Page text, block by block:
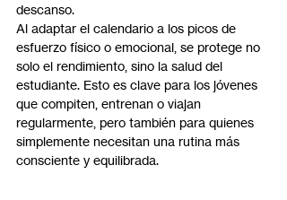
descanso.
Al adaptar el calendario a los picos de
esfuerzo físico o emocional, se protege no
solo el rendimiento, sino la salud del
estudiante. Esto es clave para los jóvenes
que compiten, entrenan o viajan
regularmente, pero también para quienes
simplemente necesitan una rutina más
consciente y equilibrada.